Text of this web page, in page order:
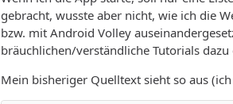
gebracht, wusste aber nicht, wie ich die
bzw. mit Android Volley
bräuchlichen/verständliche Tutorials dazu
Mein bisheriger Quelltext sieht so aus